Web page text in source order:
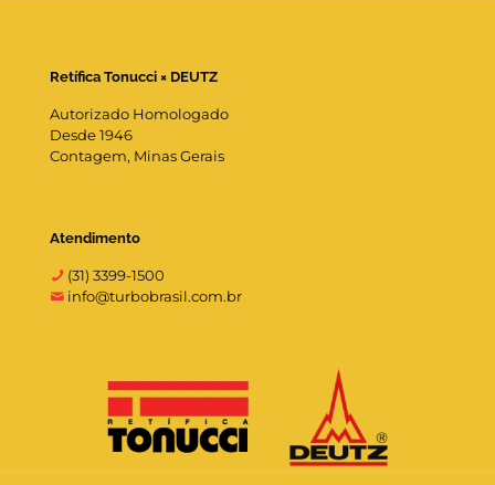
Retífica Tonucci × DEUTZ
Autorizado Homologado
Desde 1946
Contagem, Minas Gerais
Atendimento
(31) 3399-1500
info@turbobrasil.com.br